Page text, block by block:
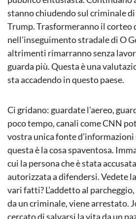
stanno chiudendo sul criminale
Trump. Trasformeranno il corteo
nell’inseguimento stradale di O
altrimenti rimarranno senza
guarda più. Questa è una
sta accadendo in questo paese.
Ci gridano: guardate l’aereo,
poco tempo, canali come CNN
vostra unica fonte d’informazioni
questa è la cosa spaventosa.
cui la persona che è stata
autorizzata a difendersi. Vedete
vari fatti? L’addetto al
da un criminale, viene arrestato.
cercato di salvarsi la vita da un